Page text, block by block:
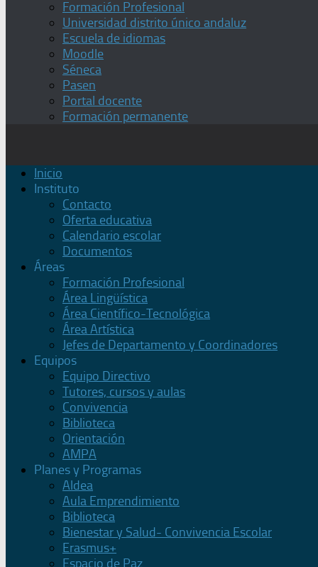
Formación Profesional
Universidad distrito único andaluz
Escuela de idiomas
Moodle
Séneca
Pasen
Portal docente
Formación permanente
Inicio
Instituto
Contacto
Oferta educativa
Calendario escolar
Documentos
Áreas
Formación Profesional
Área Lingüística
Área Científico-Tecnológica
Área Artística
Jefes de Departamento y Coordinadores
Equipos
Equipo Directivo
Tutores, cursos y aulas
Convivencia
Biblioteca
Orientación
AMPA
Planes y Programas
Aldea
Aula Emprendimiento
Biblioteca
Bienestar y Salud- Convivencia Escolar
Erasmus+
Espacio de Paz